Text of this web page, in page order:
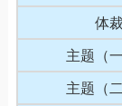
体
主题（
主题（